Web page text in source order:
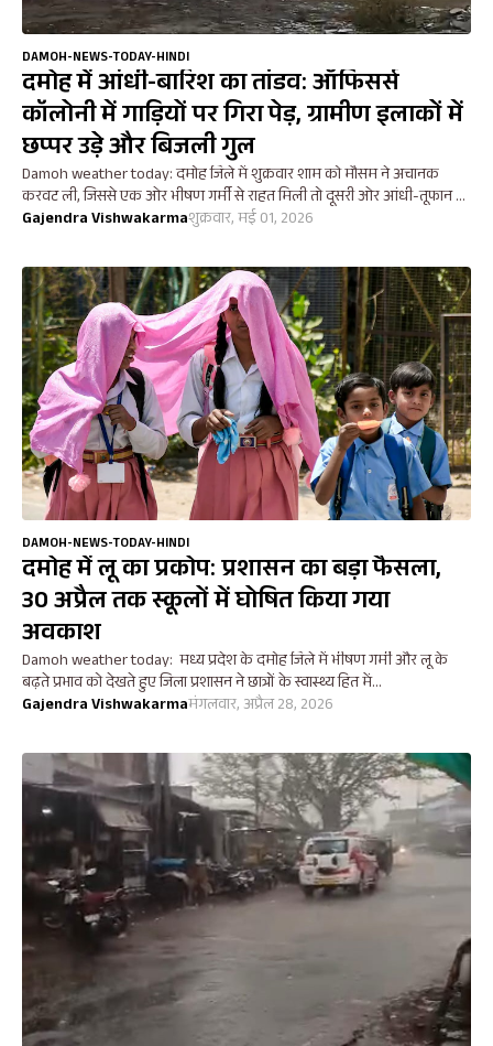
DAMOH-NEWS-TODAY-HINDI
दमोह में आंधी-बारिश का तांडव: ऑफिसर्स
कॉलोनी में गाड़ियों पर गिरा पेड़, ग्रामीण इलाकों में
छप्पर उड़े और बिजली गुल
Damoh weather today: दमोह जिले में शुक्रवार शाम को मौसम ने अचानक
करवट ली, जिससे एक ओर भीषण गर्मी से राहत मिली तो दूसरी ओर आंधी-तूफान ने
भार...
Gajendra Vishwakarmaशुक्रवार, मई 01, 2026
DAMOH-NEWS-TODAY-HINDI
दमोह में लू का प्रकोप: प्रशासन का बड़ा फैसला,
30 अप्रैल तक स्कूलों में घोषित किया गया
अवकाश
Damoh weather today: मध्य प्रदेश के दमोह जिले में भीषण गर्मी और लू के
बढ़ते प्रभाव को देखते हुए जिला प्रशासन ने छात्रों के स्वास्थ्य हित में...
Gajendra Vishwakarmaमंगलवार, अप्रैल 28, 2026